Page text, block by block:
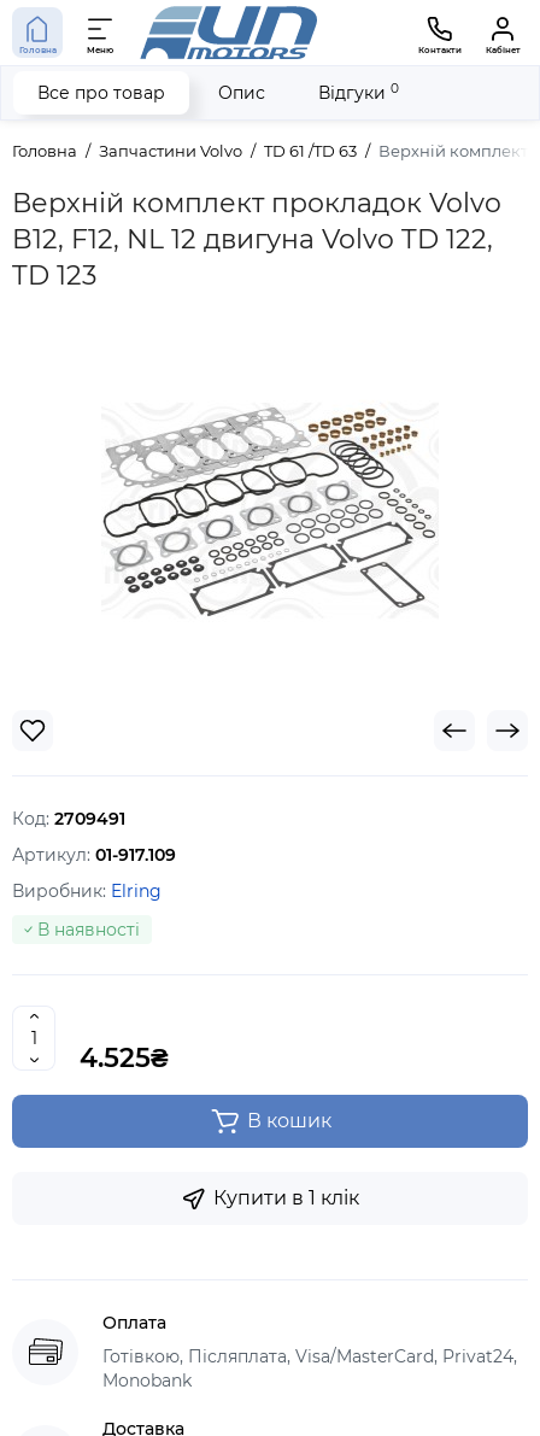
Головна Меню Контакти Кабінет
Головна Запчастини Volvo TD 61 /TD 63 Верхній комплект
Верхній комплект прокладок Volvo
B12, F12, NL 12 двигуна Volvo TD 122,
TD 123
Все про товар Опис Відгуки 0
Код: 2709491
Артикул: 01-917.109
Виробник: Elring
В наявності
4.525₴
В кошик
Купити в 1 клік
Оплата
Готівкою, Післяплата, Visa/MasterCard, Privat24,
Monobank
Доставка